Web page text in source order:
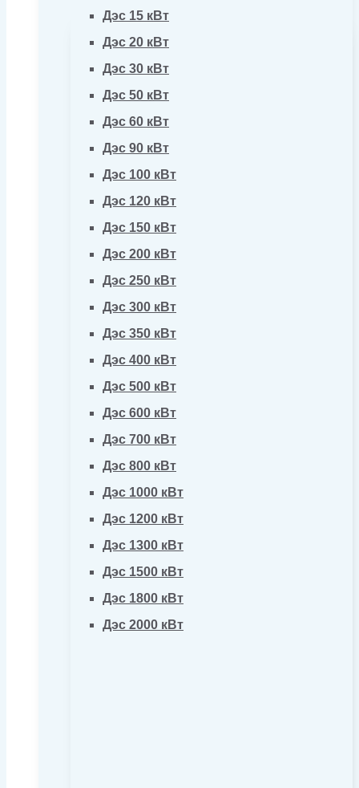
Дэс 15 кВт
Дэс 20 кВт
Дэс 30 кВт
Дэс 50 кВт
Дэс 60 кВт
Дэс 90 кВт
Дэс 100 кВт
Дэс 120 кВт
Дэс 150 кВт
Дэс 200 кВт
Дэс 250 кВт
Дэс 300 кВт
Дэс 350 кВт
Дэс 400 кВт
Дэс 500 кВт
Дэс 600 кВт
Дэс 700 кВт
Дэс 800 кВт
Дэс 1000 кВт
Дэс 1200 кВт
Дэс 1300 кВт
Дэс 1500 кВт
Дэс 1800 кВт
Дэс 2000 кВт